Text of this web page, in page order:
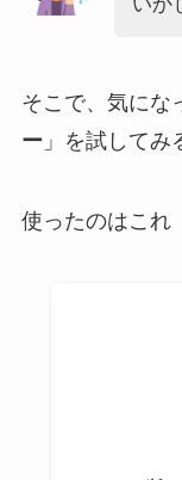
そこで、気にな
ー 」を試してみ
使ったのはこれ